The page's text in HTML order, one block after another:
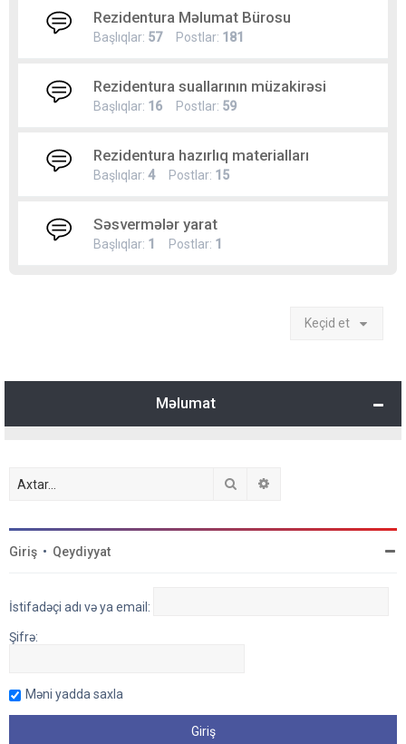
Rezidentura Məlumat Bürosu
Başlıqlar: 57Postlar: 181
Rezidentura suallarının müzakirəsi
Başlıqlar: 16 Postlar: 59
Rezidentura hazırlıq materialları
Başlıqlar: 4Postlar: 15
Səsvermələr yarat
Başlıqlar: 1 Postlar: 1
Keçid et
Məlumat
Axtar
Giriş • Qeydiyyat
İstifadəçi adı və ya email:
Şifrə:
Məni yadda saxla